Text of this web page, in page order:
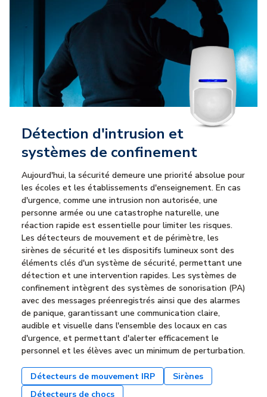
Détection d'intrusion et
systèmes de confinement
Aujourd'hui, la sécurité demeure une priorité absolue pour
les écoles et les établissements d'enseignement. En cas
d'urgence, comme une intrusion non autorisée, une
personne armée ou une catastrophe naturelle, une
réaction rapide est essentielle pour limiter les risques.
Les détecteurs de mouvement et de périmètre, les
sirènes de sécurité et les dispositifs lumineux sont des
éléments clés d'un système de sécurité, permettant une
détection et une intervention rapides. Les systèmes de
confinement intègrent des systèmes de sonorisation (PA)
avec des messages préenregistrés ainsi que des alarmes
de panique, garantissant une communication claire,
audible et visuelle dans l'ensemble des locaux en cas
d'urgence, et permettant d'alerter efficacement le
personnel et les élèves avec un minimum de perturbation.
Détecteurs de mouvement IRP
Sirènes
Détecteurs de chocs